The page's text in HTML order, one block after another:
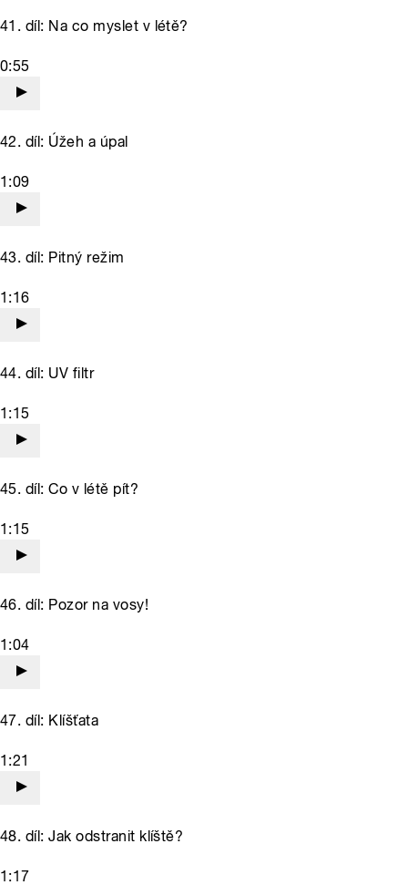
41. díl: Na co myslet v létě?
0:55
42. díl: Úžeh a úpal
1:09
43. díl: Pitný režim
1:16
44. díl: UV filtr
1:15
45. díl: Co v létě pít?
1:15
46. díl: Pozor na vosy!
1:04
47. díl: Klíšťata
1:21
48. díl: Jak odstranit klíště?
1:17